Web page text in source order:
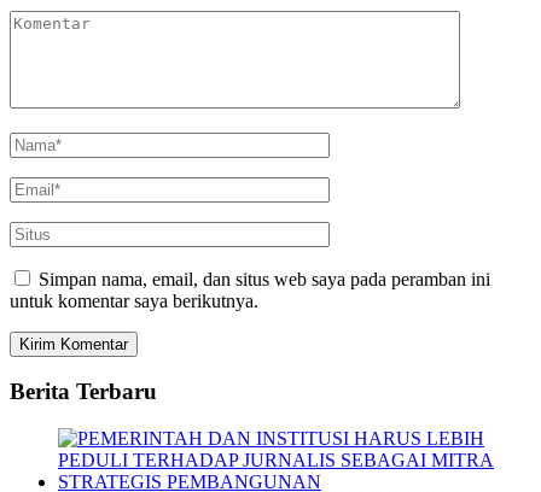
Simpan nama, email, dan situs web saya pada peramban ini
untuk komentar saya berikutnya.
Berita Terbaru